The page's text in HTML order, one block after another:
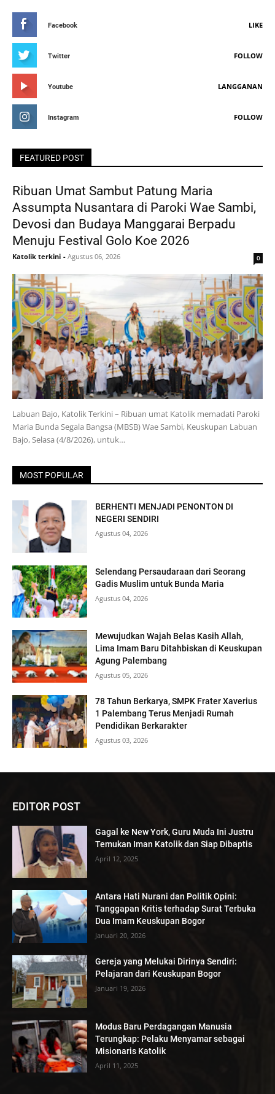
Facebook LIKE
Twitter FOLLOW
Youtube LANGGANAN
Instagram FOLLOW
FEATURED POST
Ribuan Umat Sambut Patung Maria
Assumpta Nusantara di Paroki Wae Sambi,
Devosi dan Budaya Manggarai Berpadu
Menuju Festival Golo Koe 2026
Katolik terkini - Agustus 06, 2026 0
Labuan Bajo, Katolik Terkini – Ribuan umat Katolik memadati Paroki
Maria Bunda Segala Bangsa (MBSB) Wae Sambi, Keuskupan Labuan
Bajo, Selasa (4/8/2026), untuk…
MOST POPULAR
BERHENTI MENJADI PENONTON DI
NEGERI SENDIRI
Agustus 04, 2026
Selendang Persaudaraan dari Seorang
Gadis Muslim untuk Bunda Maria
Agustus 04, 2026
Mewujudkan Wajah Belas Kasih Allah,
Lima Imam Baru Ditahbiskan di Keuskupan
Agung Palembang
Agustus 05, 2026
78 Tahun Berkarya, SMPK Frater Xaverius
1 Palembang Terus Menjadi Rumah
Pendidikan Berkarakter
Agustus 03, 2026
EDITOR POST
Gagal ke New York, Guru Muda Ini Justru
Temukan Iman Katolik dan Siap Dibaptis
April 12, 2025
Antara Hati Nurani dan Politik Opini:
Tanggapan Kritis terhadap Surat Terbuka
Dua Imam Keuskupan Bogor
Januari 20, 2026
Gereja yang Melukai Dirinya Sendiri:
Pelajaran dari Keuskupan Bogor
Januari 19, 2026
Modus Baru Perdagangan Manusia
Terungkap: Pelaku Menyamar sebagai
Misionaris Katolik
April 11, 2025